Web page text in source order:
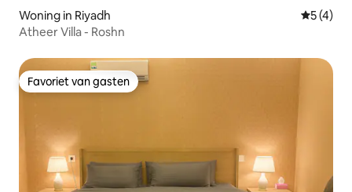
Woning in Riyadh
5 (4)
Atheer Villa - Roshn
Favoriet van gasten
Favoriet van gasten